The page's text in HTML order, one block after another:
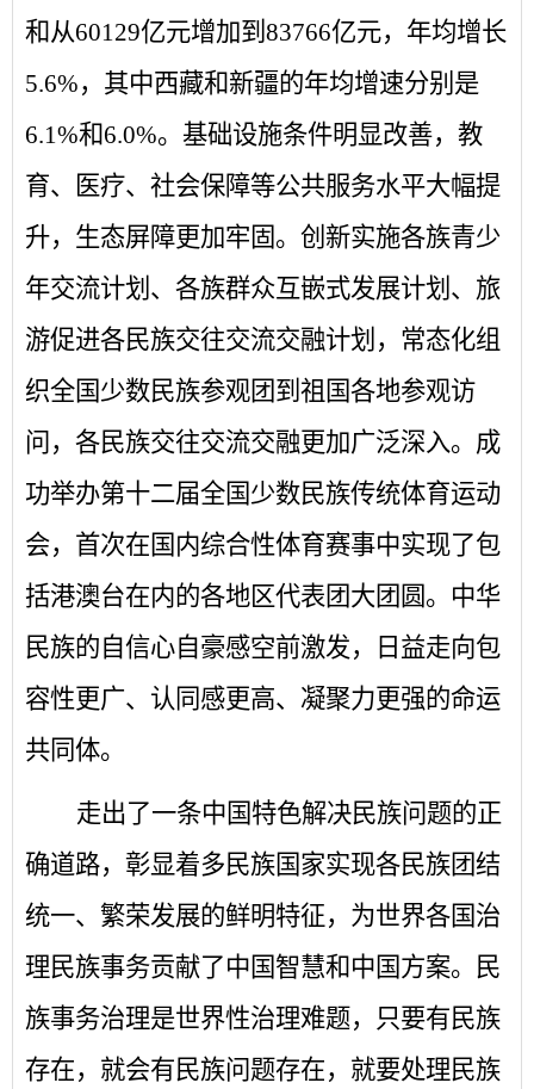
和从60129亿元增加到83766亿元，年均增长
5.6%，其中西藏和新疆的年均增速分别是
6.1%和6.0%。基础设施条件明显改善，教
育、医疗、社会保障等公共服务水平大幅提
升，生态屏障更加牢固。创新实施各族青少
年交流计划、各族群众互嵌式发展计划、旅
游促进各民族交往交流交融计划，常态化组
织全国少数民族参观团到祖国各地参观访
问，各民族交往交流交融更加广泛深入。成
功举办第十二届全国少数民族传统体育运动
会，首次在国内综合性体育赛事中实现了包
括港澳台在内的各地区代表团大团圆。中华
民族的自信心自豪感空前激发，日益走向包
容性更广、认同感更高、凝聚力更强的命运
共同体。
走出了一条中国特色解决民族问题的正
确道路，彰显着多民族国家实现各民族团结
统一、繁荣发展的鲜明特征，为世界各国治
理民族事务贡献了中国智慧和中国方案。民
族事务治理是世界性治理难题，只要有民族
存在，就会有民族问题存在，就要处理民族